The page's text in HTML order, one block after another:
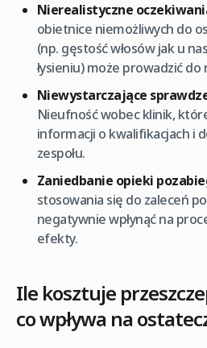
Nierealistyczne
obietnice niemożliwych do
(np. gęstość włosów jak u
łysieniu) może prowadzić do
Niewystarczające
Nieufność wobec klinik,
informacji o kwalifikacjach i
zespołu.
Zaniedbanie opieki
stosowania się do zaleceń
negatywnie wpłynąć na
efekty.
Ile kosztuje
co wpływa na